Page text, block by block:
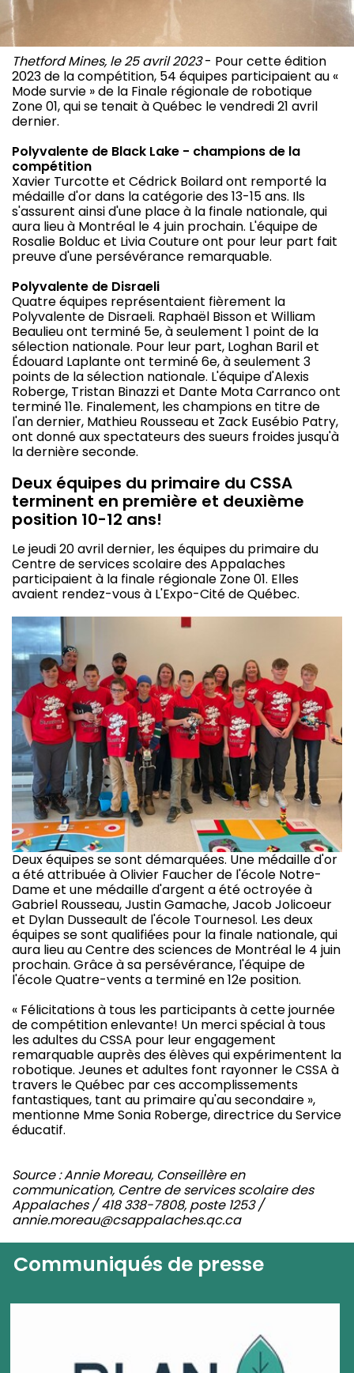
Thetford Mines, le 25 avril 2023- Pour cette édition
2023 de la compétition, 54 équipes participaient au «
Mode survie » de la Finale régionale de robotique
Zone 01, qui se tenait à Québec le vendredi 21 avril
dernier.
Polyvalente de Black Lake - champions de la
compétition
Xavier Turcotte et Cédrick Boilard ont remporté la
médaille d'or dans la catégorie des 13-15 ans. Ils
s'assurent ainsi d'une place à la finale nationale, qui
aura lieu à Montréal le 4 juin prochain. L'équipe de
Rosalie Bolduc et Livia Couture ont pour leur part fait
preuve d'une persévérance remarquable.
Polyvalente de Disraeli
Quatre équipes représentaient fièrement la
Polyvalente de Disraeli. Raphaël Bisson et William
Beaulieu ont terminé 5e, à seulement 1 point de la
sélection nationale. Pour leur part, Loghan Baril et
Édouard Laplante ont terminé 6e, à seulement 3
points de la sélection nationale. L'équipe d'Alexis
Roberge, Tristan Binazzi et Dante Mota Carranco ont
terminé 11e. Finalement, les champions en titre de
l'an dernier, Mathieu Rousseau et Zack Eusébio Patry,
ont donné aux spectateurs des sueurs froides jusqu'à
la dernière seconde.
Deux équipes du primaire du CSSA
terminent en première et deuxième
position 10-12 ans!
Le jeudi 20 avril dernier, les équipes du primaire du
Centre de services scolaire des Appalaches
participaient à la finale régionale Zone 01. Elles
avaient rendez-vous à L'Expo-Cité de Québec.
Deux équipes se sont démarquées. Une médaille d'or
a été attribuée à Olivier Faucher de l'école Notre-
Dame et une médaille d'argent a été octroyée à
Gabriel Rousseau, Justin Gamache, Jacob Jolicoeur
et Dylan Dusseault de l'école Tournesol. Les deux
équipes se sont qualifiées pour la finale nationale, qui
aura lieu au Centre des sciences de Montréal le 4 juin
prochain. Grâce à sa persévérance, l'équipe de
l'école Quatre-vents a terminé en 12e position.
« Félicitations à tous les participants à cette journée
de compétition enlevante! Un merci spécial à tous
les adultes du CSSA pour leur engagement
remarquable auprès des élèves qui expérimentent la
robotique. Jeunes et adultes font rayonner le CSSA à
travers le Québec par ces accomplissements
fantastiques, tant au primaire qu'au secondaire »,
mentionne Mme Sonia Roberge, directrice du Service
éducatif.
Source : Annie Moreau, Conseillère en
communication, Centre de services scolaire des
Appalaches /418 338-7808, poste 1253 /
annie.moreau@csappalaches.qc.ca
Communiqués de presse